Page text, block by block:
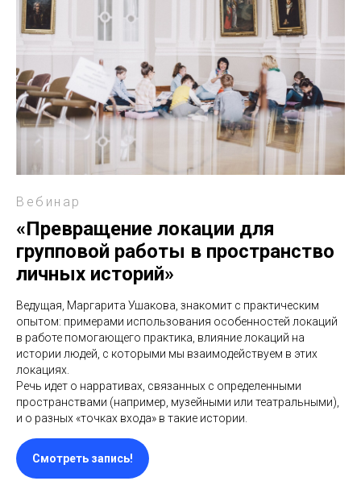
Вебинар
«Превращение локации для
групповой работы в пространство
личных историй»
Ведущая, Маргарита Ушакова, знакомит с практическим
опытом: примерами использования особенностей локаций
в работе помогающего практика, влияние локаций на
истории людей, с которыми мы взаимодействуем в этих
локациях.
Речь идет о нарративах, связанных с определенными
пространствами (например, музейными или театральными),
и о разных «точках входа» в такие истории.
Смотреть запись!